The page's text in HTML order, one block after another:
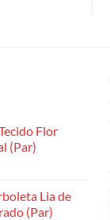
Flor
(Par)
Lia de
(Par)